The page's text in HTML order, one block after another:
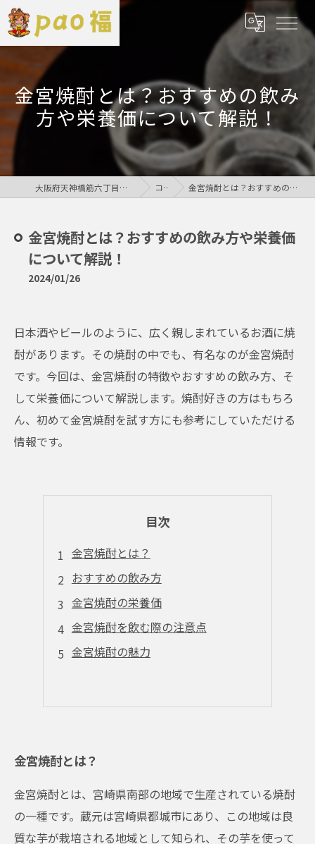
金宮焼酎とは？おすすめの飲み
方や栄養価について解説！
大阪府天神橋筋六丁目の居酒屋なら鶏居酒屋pao福 コラム 金宮焼酎とは？おすすめの飲み方や栄養価について解説！
金宮焼酎とは？おすすめの飲み方や栄養価
について解説！
2024/01/26
日本酒やビールのように、広く親しまれているお酒に焼
酎があります。その焼酎の中でも、有名なのが金宮焼酎
です。今回は、金宮焼酎の特徴やおすすめの飲み方、そ
して栄養価について解説します。焼酎好きの方はもちろ
ん、初めて金宮焼酎を試す方にも参考にしていただける
情報です。
目次
金宮焼酎とは？
おすすめの飲み方
金宮焼酎の栄養価
金宮焼酎を飲む際の注意点
金宮焼酎の魅力
金宮焼酎とは？
金宮焼酎とは、宮崎県南部の地域で生産されている焼酎
の一種です。蔵元は宮崎県都城市にあり、この地域は良
質な芋が栽培される地域として知られ、その芋を使って